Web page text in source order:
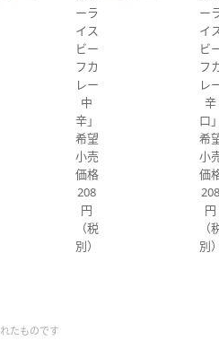
ーラ
イス
ビー
フカ
レー
中
辛」
希望
小売
価格
208
円
（税
別）
ー
イ
ビ
フ
レ
辛
口
希
小
価
円
（
別
たものです